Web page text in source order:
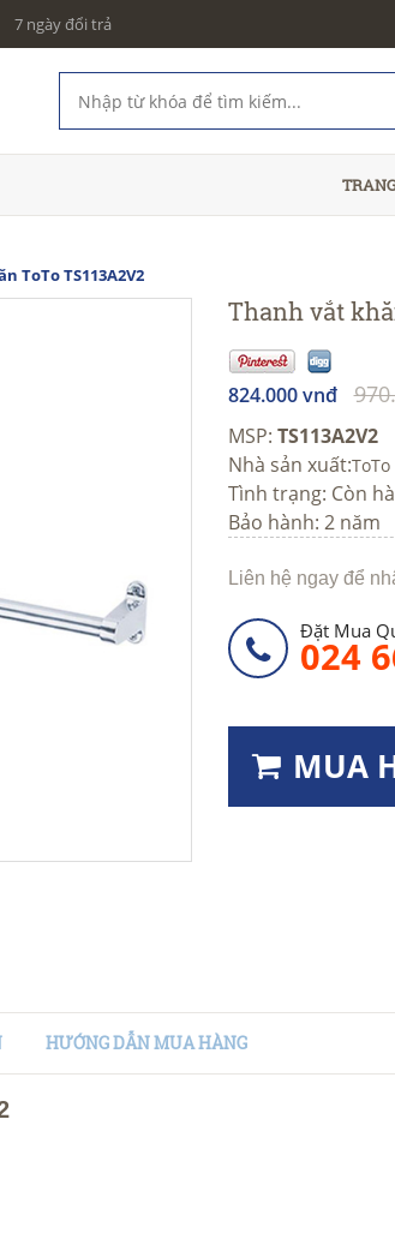
7 ngày đổi trả
ToTo TS113A2V2
Thanh vắt
824.000 vnđ
MSP: TS113A2V2
Nhà sản xuất:ToTo
Tình trạng: Còn
Bảo hành: 2 năm
Liên hệ ngay để
Đặt Mua
024
MUA
HƯỚNG DẪN MUA HÀNG